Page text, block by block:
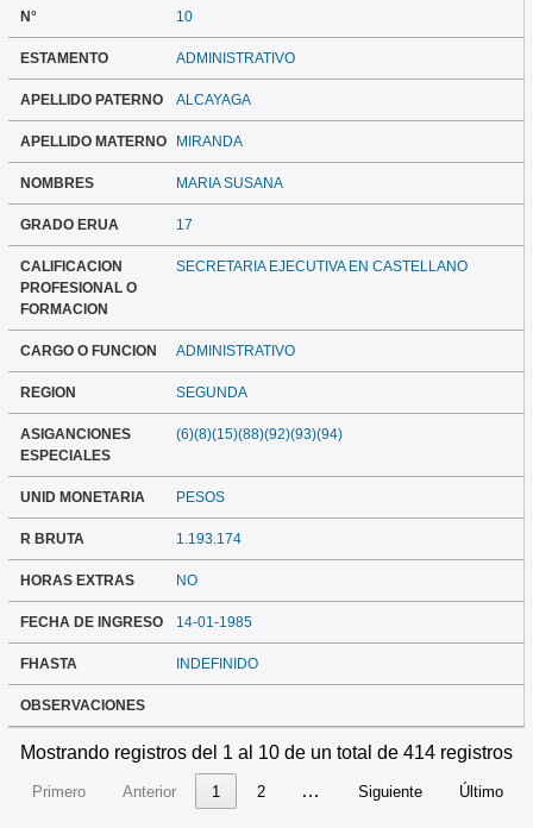
N° 10
ESTAMENTO ADMINISTRATIVO
APELLIDO PATERNO ALCAYAGA
APELLIDO MATERNO MIRANDA
NOMBRES MARIA SUSANA
GRADO ERUA 17
CALIFICACION
PROFESIONAL O
FORMACION
SECRETARIA EJECUTIVA EN CASTELLANO
CARGO O FUNCION ADMINISTRATIVO
REGION SEGUNDA
ASIGANCIONES
ESPECIALES
(6)(8)(15)(88)(92)(93)(94)
UNID MONETARIA PESOS
R BRUTA 1.193.174
HORAS EXTRAS NO
FECHA DE INGRESO 14-01-1985
FHASTA INDEFINIDO
OBSERVACIONES
Mostrando registros del 1 al 10 de un total de 414 registros
Primero Anterior 1 2 … Siguiente Último